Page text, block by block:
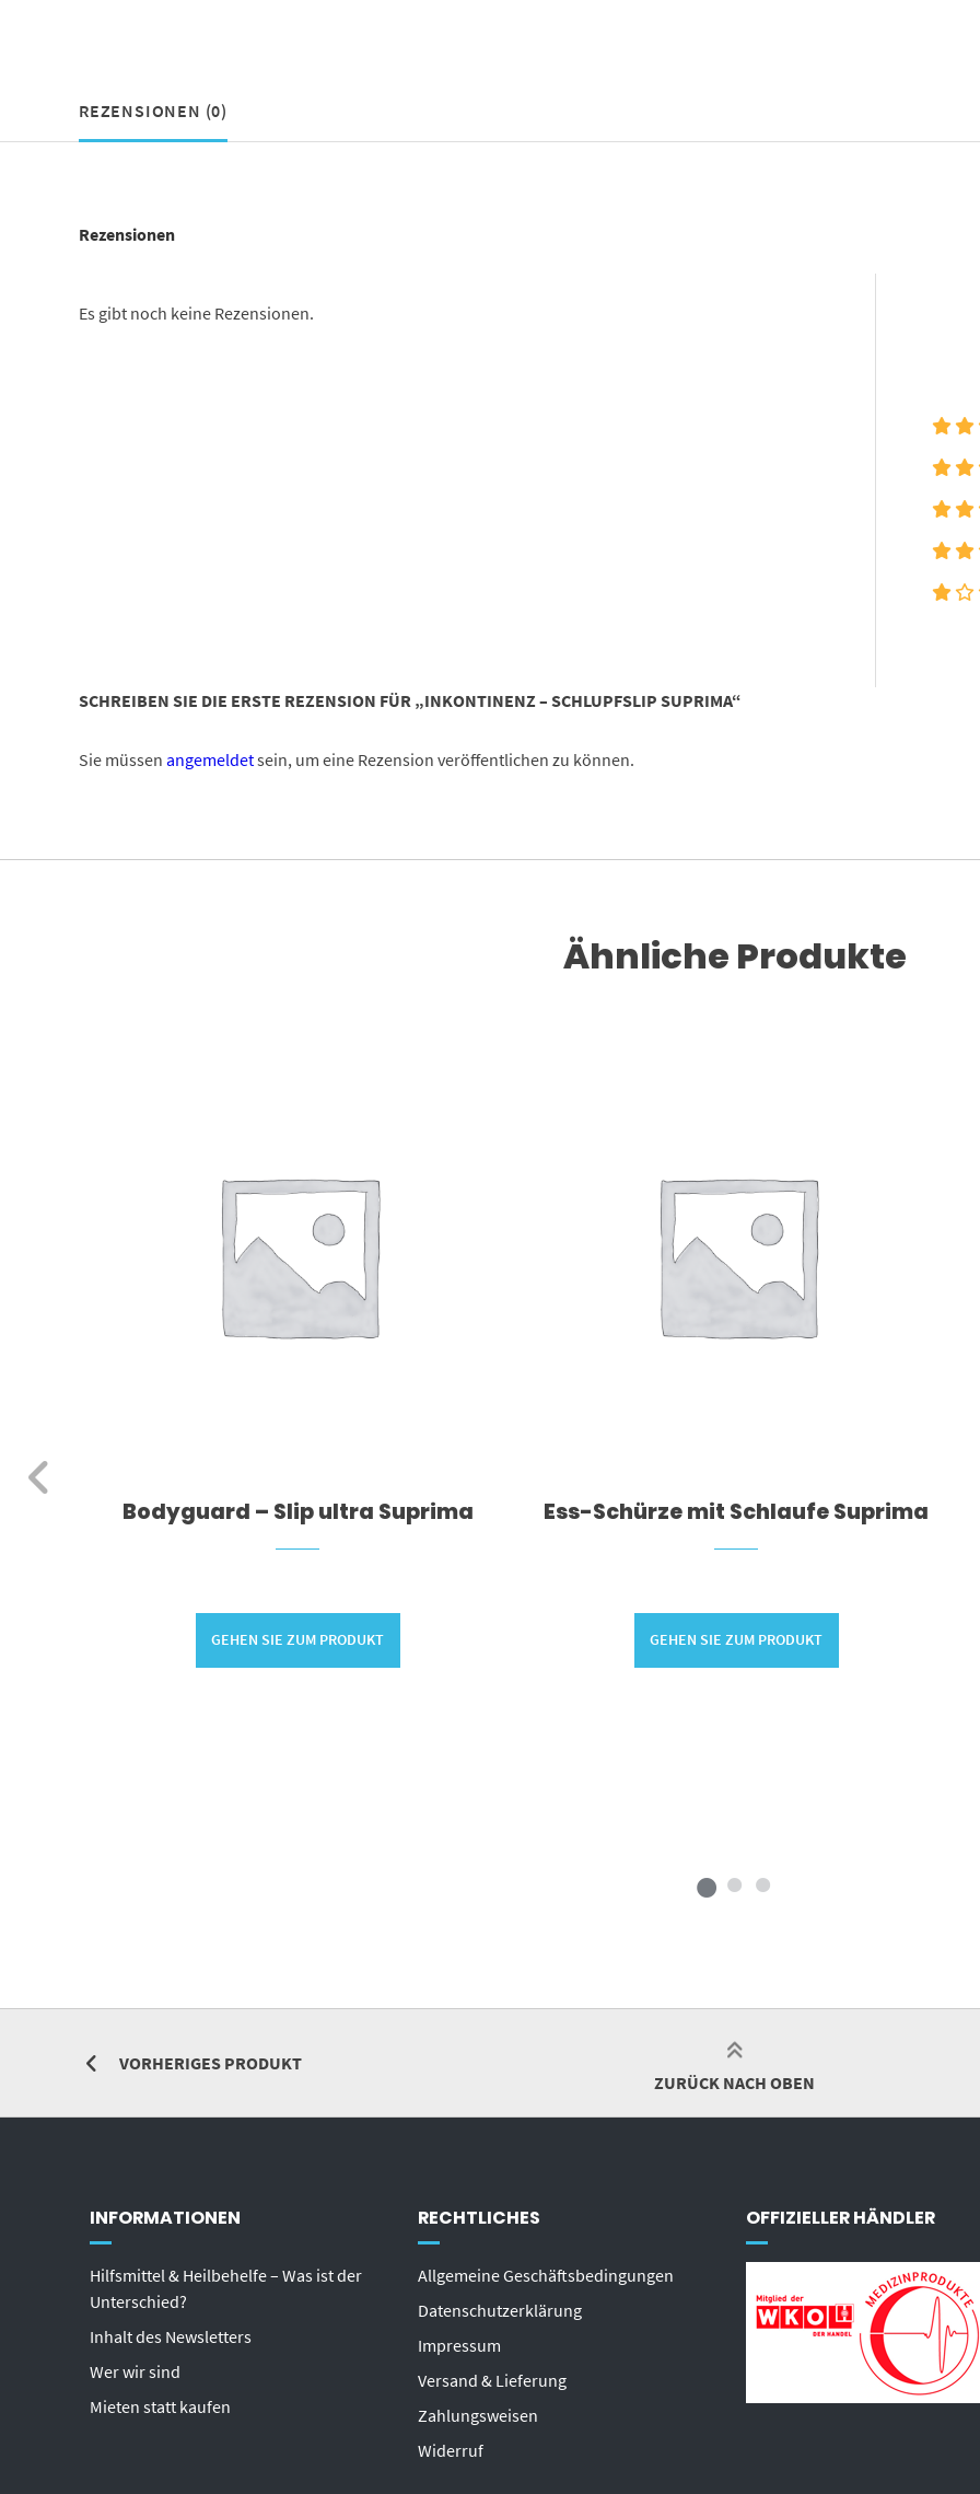
REZENSIONEN (0)
Rezensionen
Es gibt noch keine Rezensionen.
SCHREIBEN SIE DIE ERSTE REZENSION FÜR „INKONTINENZ – SCHLUPFSLIP SUPRIMA“
Sie müssen angemeldetsein, um eine Rezension veröffentlichen zu können.
Ähnliche Produkte
Bodyguard – Slip ultra Suprima
GEHEN SIE ZUM PRODUKT
Ess-Schürze mit Schlaufe Suprima
GEHEN SIE ZUM PRODUKT
VORHERIGES PRODUKT
ZURÜCK NACH OBEN
INFORMATIONEN
Hilfsmittel & Heilbehelfe – Was ist der
Unterschied?
Inhalt des Newsletters
Wer wir sind
Mieten statt kaufen
RECHTLICHES
Allgemeine Geschäftsbedingungen
Datenschutzerklärung
Impressum
Versand & Lieferung
Zahlungsweisen
Widerruf
OFFIZIELLER HÄNDLER